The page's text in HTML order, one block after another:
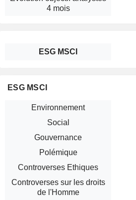
4 mois
ESG MSCI
ESG MSCI
Environnement
Social
Gouvernance
Polémique
Controverses Ethiques
Controverses sur les droits
de l'Homme